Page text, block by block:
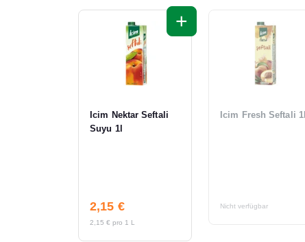
+
Icim Nektar Seftali
Suyu 1l
2,15 €
2,15 € pro 1 L
Icim Fresh Seftali 1l
Nicht verfügbar